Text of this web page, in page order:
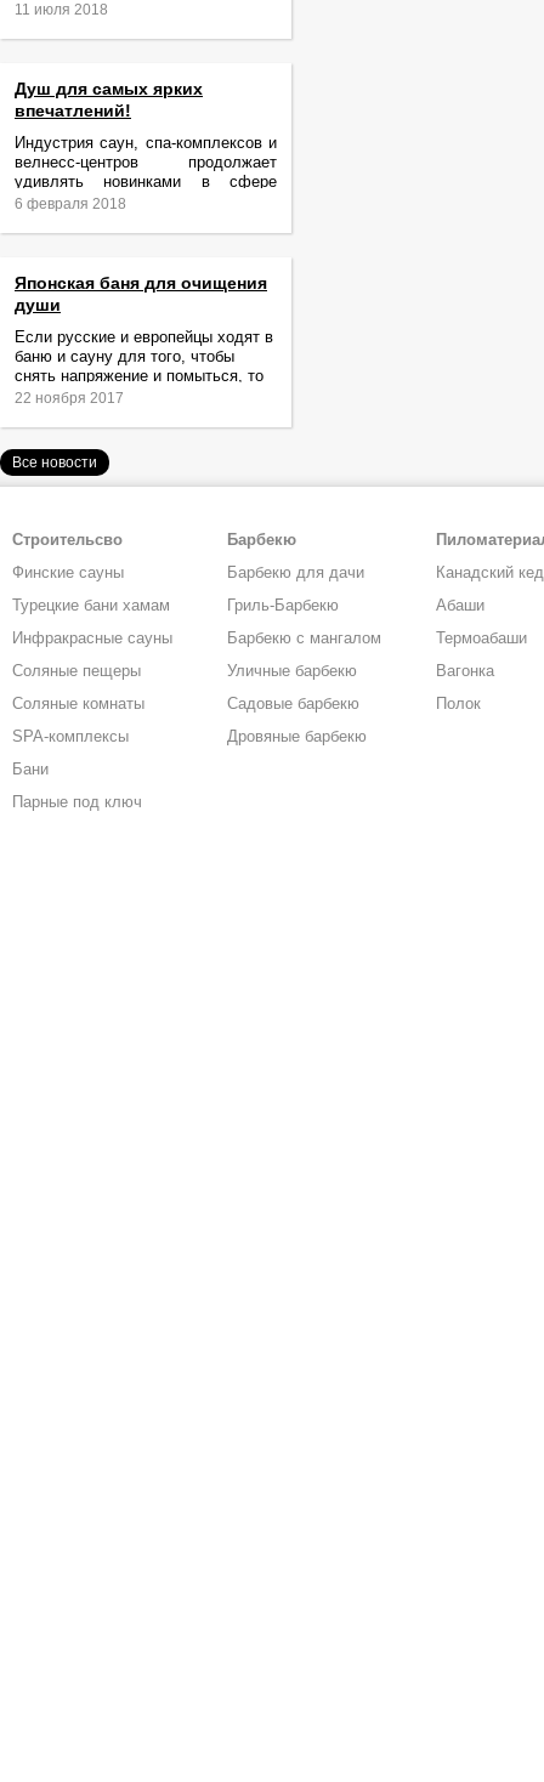
11 июля 2018
Душ для самых ярких
впечатлений!
Индустрия саун, спа-комплексов и
велнесс-центров продолжает
удивлять новинками в сфере
релаксации и ухода за телом.
6 февраля 2018
Японская баня для очищения
души
Если русские и европейцы ходят в
баню и сауну для того, чтобы
снять напряжение и помыться, то
жители Японии идут туда за
22 ноября 2017
Все новости
Строительсво
Финские сауны
Турецкие бани хамам
Инфракрасные сауны
Соляные пещеры
Соляные комнаты
SPA-комплексы
Бани
Парные под ключ
Барбекю
Барбекю для дачи
Гриль-Барбекю
Барбекю с мангалом
Уличные барбекю
Садовые барбекю
Дровяные барбекю
Канадский
Абаши
Термоабаши
Вагонка
Полок